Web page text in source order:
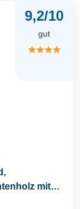
9,2/10
gut
★★★★
mit